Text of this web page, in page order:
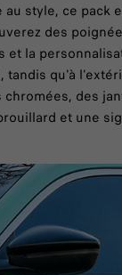
style, ce pack
des
et la
qu'à
des
et une